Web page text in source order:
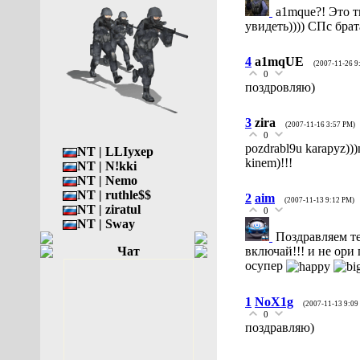
NT | LLIyxep
NT | N!kki
NT | Nemo
NT | ruthle$$
NT | ziratul
NT | Sway
Чат
a1mque?! Это
увидеть)))) СПс
4 a1mqUE (2007-11-26
0
поздровляю)
3 zira (2007-11-16 3:57 PM)
0
pozdrabl9u
kinem)!!!
2 aim (2007-11-13 9:12 PM)
0
Поздравляем
включай!!! и не ори
осупер
1 NoX1g (2007-11-13 9:09
0
поздравляю)